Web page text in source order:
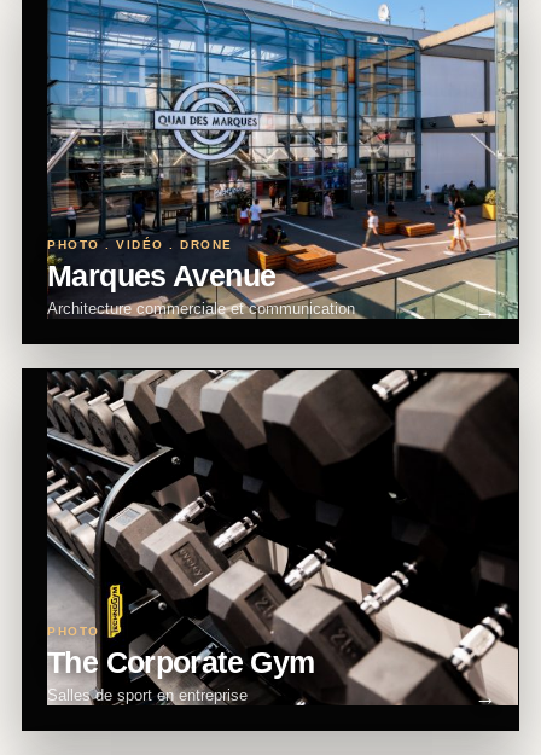
PHOTO . VIDÉO . DRONE
Marques Avenue
Architecture commerciale et communication
PHOTO
The Corporate Gym
Salles de sport en entreprise